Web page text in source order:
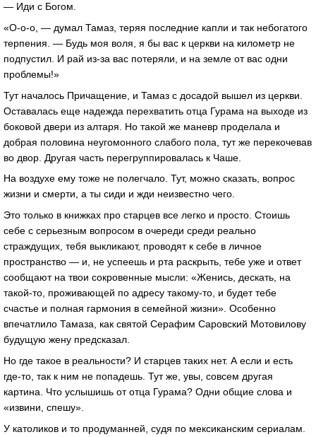
— Иди с Богом.
«О-о-о, — думал Тамаз, теряя последние капли и так небогатого
терпения. — Будь моя воля, я бы вас к церкви на километр не
подпустил. И рай из-за вас потеряли, и на земле от вас одни
проблемы!»
Тут началось Причащение, и Тамаз с досадой вышел из церкви.
Оставалась еще надежда перехватить отца Гурама на выходе из
боковой двери из алтаря. Но такой же маневр проделала и
добрая половина неугомонного слабого пола, тут же перекочевав
во двор. Другая часть перегруппировалась к Чаше.
На воздухе ему тоже не полегчало. Тут, можно сказать, вопрос
жизни и смерти, а ты сиди и жди неизвестно чего.
Это только в книжках про старцев все легко и просто. Стоишь
себе с серьезным вопросом в очереди среди реально
страждущих, тебя выкликают, проводят к себе в личное
пространство — и, не успеешь и рта раскрыть, тебе уже и ответ
сообщают на твои сокровенные мысли: «Женись, дескать, на
такой-то, проживающей по адресу такому-то, и будет тебе
счастье и полная гармония в семейной жизни». Особенно
впечатлило Тамаза, как святой Серафим Саровский Мотовилову
будущую жену предсказал.
Но где такое в реальности? И старцев таких нет. А если и есть
где-то, так к ним не попадешь. Тут же, увы, совсем другая
картина. Что услышишь от отца Гурама? Одни общие слова и
«извини, спешу».
У католиков и то продуманней, судя по мексиканским сериалам.